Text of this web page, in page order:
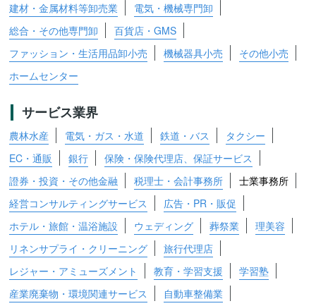
建材・金属材料等卸売業
電気・機械専門卸
総合・その他専門卸
百貨店・GMS
ファッション・生活用品卸小売
機械器具小売
その他小売
ホームセンター
サービス業界
農林水産 電気・ガス・水道 鉄道・バス
タクシー
EC・通販
銀行
保険・保険代理店、保証サービス
證券・投資・その他金融
税理士・会計事務所
士業事務所
経営コンサルティングサービス
広告・PR・販促
ホテル・旅館・温浴施設
ウェディング 葬祭業
理美容
リネンサプライ・クリーニング
旅行代理店
レジャー・アミューズメント
教育・学習支援
学習塾
産業廃棄物・環境関連サービス
自動車整備業